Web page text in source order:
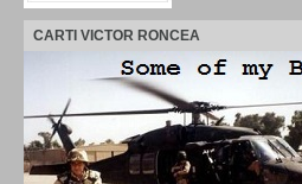
CARTI VICTOR RONCEA